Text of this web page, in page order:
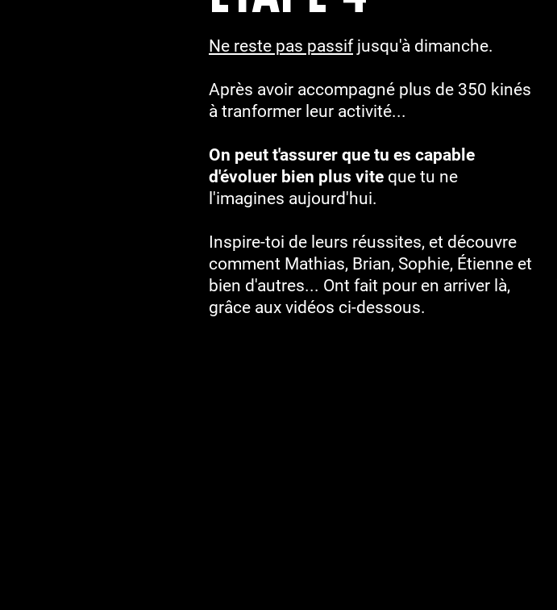
Ne reste pas passifjusqu'à dimanche.
Après avoir accompagné plus de 350 kinés
à tranformer leur activité...
On peut t'assurer que tu es capable
d'évoluer bien plus vite que tu ne
l'imagines aujourd'hui.
Inspire-toi de leurs réussites, et découvre
comment Mathias, Brian, Sophie, Étienne et
bien d'autres... Ont fait pour en arriver là,
grâce aux vidéos ci-dessous.